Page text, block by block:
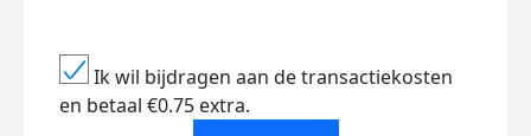
Ik wil bijdragen aan de transactiekosten
en betaal €0.75 extra.